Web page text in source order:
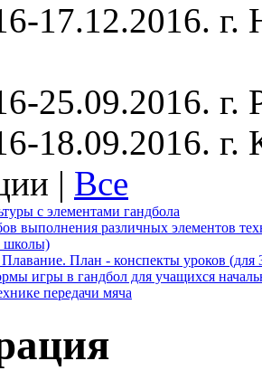
17.12.2016.
25.09.2016. г.
18.09.2016.
| Все
с элементами гандбола
выполнения различных элементов
школы)
Плавание. План - конспекты уроков (для
игры в гандбол для учащихся
передачи мяча